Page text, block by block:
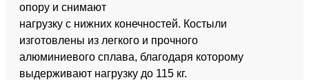
опору и снимают
нагрузку с нижних конечностей. Костыли
изготовлены из легкого и прочного
алюминиевого сплава, благодаря которому
выдерживают нагрузку до 115 кг.